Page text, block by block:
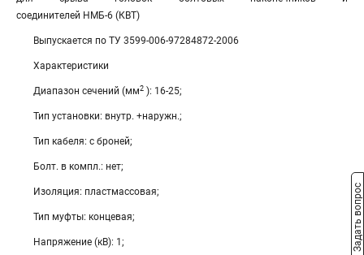
соединителей НМБ-6 (КВТ)
Выпускается по ТУ 3599-006-97284872-2006
Характеристики
Диапазон сечений (мм2 ): 16-25;
Тип установки: внутр. +наружн.;
Тип кабеля: с броней;
Болт. в компл.: нет;
Изоляция: пластмассовая;
Тип муфты: концевая;
Напряжение (кВ): 1; Задать вопрос